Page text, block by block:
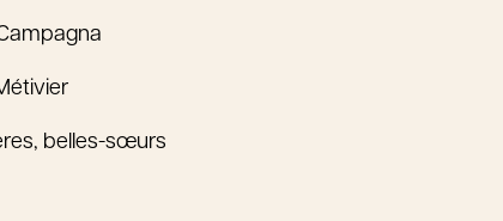
belles-sœurs